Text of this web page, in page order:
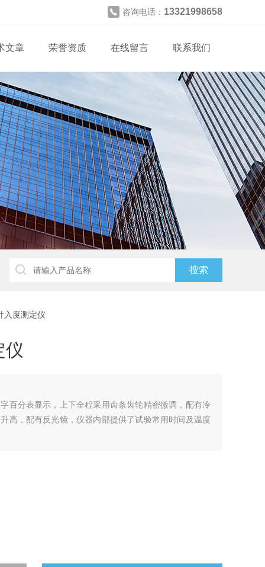
咨询电话： 13321998658
文章 荣誉资质 在线留言 联系我们
度测定仪
仪
百分表显示，上下全程采用齿条齿轮精密微调，配有冷
高，配有反光镜，仪器内部提供了试验常用时间及温度